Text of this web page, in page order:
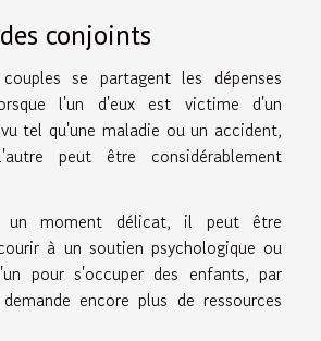
conjoints
se partagent les dépenses
l'un d'eux est victime d'un
tel qu'une maladie ou un accident,
peut être considérablement
un moment délicat, il peut être
à un soutien psychologique ou
pour s'occuper des enfants, par
encore plus de ressources